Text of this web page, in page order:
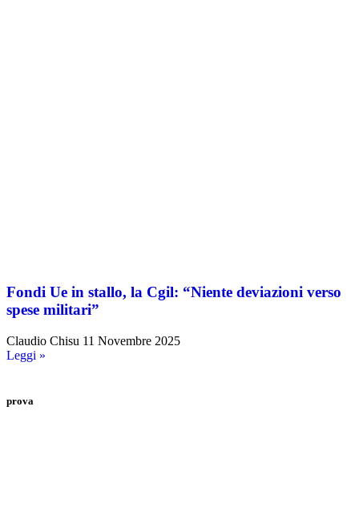
Fondi Ue in stallo, la Cgil: “Niente deviazioni verso
spese militari”
Claudio Chisu 11 Novembre 2025
Leggi »
prova